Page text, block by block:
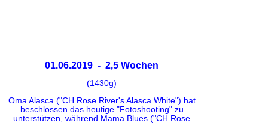
01.06.2019 - 2,5 Wochen
(1430g)
Oma Alasca ("CH Rose River's Alasca White") hat
beschlossen das heutige "Fotoshooting" zu
unterstützen, während Mama Blues ("CH Rose